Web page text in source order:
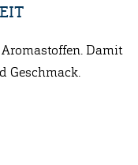
Damit
Geschmack.